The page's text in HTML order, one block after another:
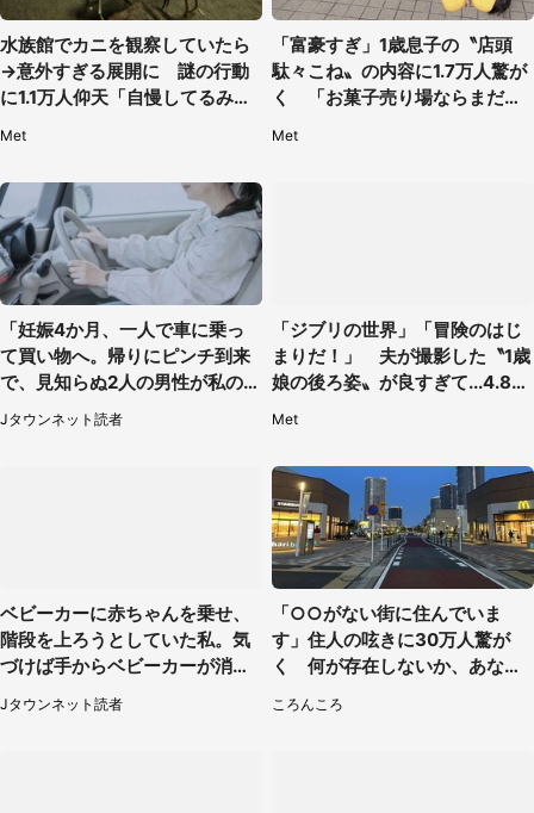
水族館でカニを観察していたら
→意外すぎる展開に 謎の行動
に1.1万人仰天「自慢してるみた
Met
「富豪すぎ」1歳息子の〝店頭
駄々こね〟の内容に1.7万人驚が
く 「お菓子売り場ならまだし
Met
「妊娠4か月、一人で車に乗っ
て買い物へ。帰りにピンチ到来
で、見知らぬ2人の男性が私の車
を...」（30代女性）
Jタウンネット読者
「ジブリの世界」「冒険のはじ
まりだ！」 夫が撮影した〝1歳
娘の後ろ姿〟が良すぎて...4.8万
Met
ベビーカーに赤ちゃんを乗せ、
階段を上ろうとしていた私。気
づけば手からベビーカーが消え
ていて（神奈川県・60代女性）
Jタウンネット読者
「○○がない街に住んでいま
す」住人の呟きに30万人驚が
く 何が存在しないか、あなた
ころんころ